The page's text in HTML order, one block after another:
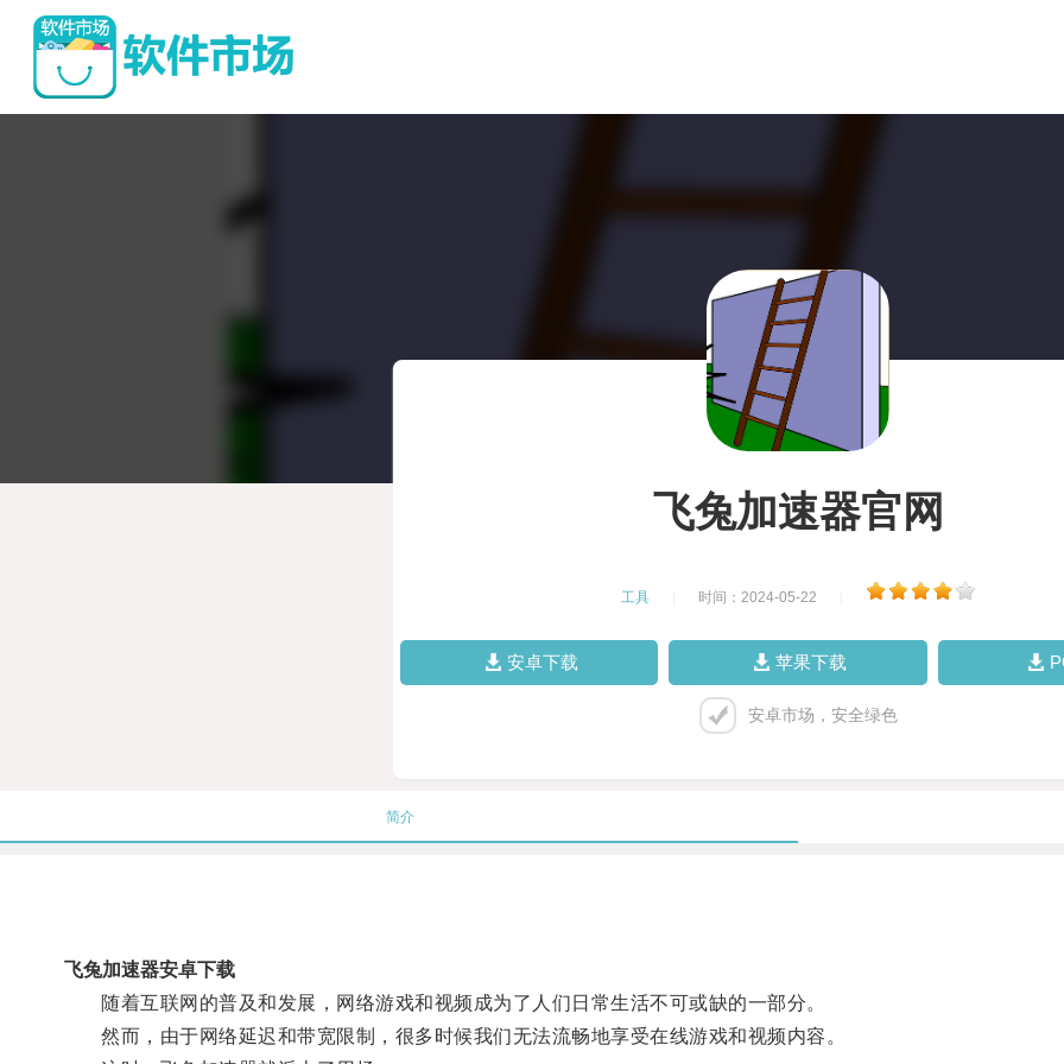
飞兔加速器官网
工具 时间：2024-05-22
安卓下载 苹果下载
安卓市场，安全绿色
简介
飞兔加速器安卓下载
随着互联网的普及和发展，网络游戏和视频成为了人们日常生活不可或缺的一部分。
然而，由于网络延迟和带宽限制，很多时候我们无法流畅地享受在线游戏和视频内容。